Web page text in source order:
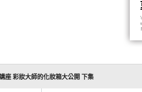
座 彩妝大師的化妝箱大公開 下集